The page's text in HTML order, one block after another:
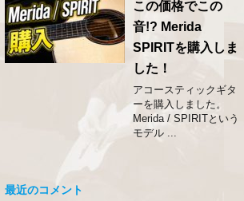
この価格でこの
音!? Merida
SPIRITを購入しま
した！
アコースティックギタ
ーを購入しました。
Merida / SPIRITという
モデル ...
最近のコメント